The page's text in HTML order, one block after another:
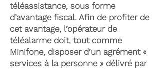
téléassistance, sous forme
d’avantage fiscal. Afin de profiter de
cet avantage, l’opérateur de
téléalarme doit, tout comme
Minifone, disposer d’un agrément «
services à la personne » délivré par